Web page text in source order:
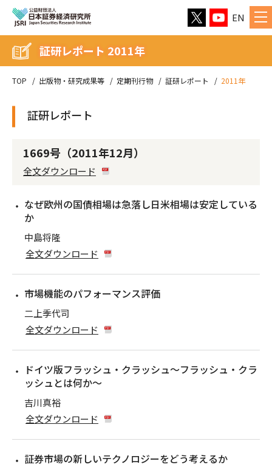
EN
TOP 出版物・研究成果等 定期刊行物 証研レポート 2011年
証研レポート 2011年
証研レポート
1669号（2011年12月）
全文ダウンロード
なぜ欧州の国債相場は急落し日米相場は安定している
か
中島将隆
全文ダウンロード
市場機能のパフォーマンス評価
二上季代司
全文ダウンロード
ドイツ版フラッシュ・クラッシュ〜フラッシュ・クラ
ッシュとは何か〜
吉川真裕
全文ダウンロード
証券市場の新しいテクノロジーをどう考えるか